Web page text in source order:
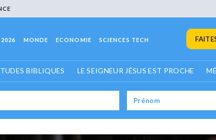
MONDE ECONOMIE SCIENCES TECH
BIBLIQUES LE SEIGNEUR JÉSUS EST PROCHE